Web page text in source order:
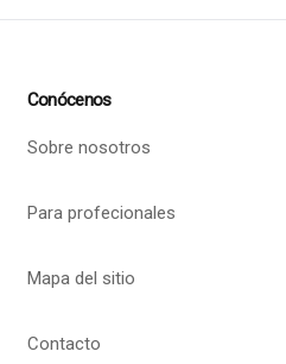
Conócenos
Sobre nosotros
Para profecionales
Mapa del sitio
Contacto